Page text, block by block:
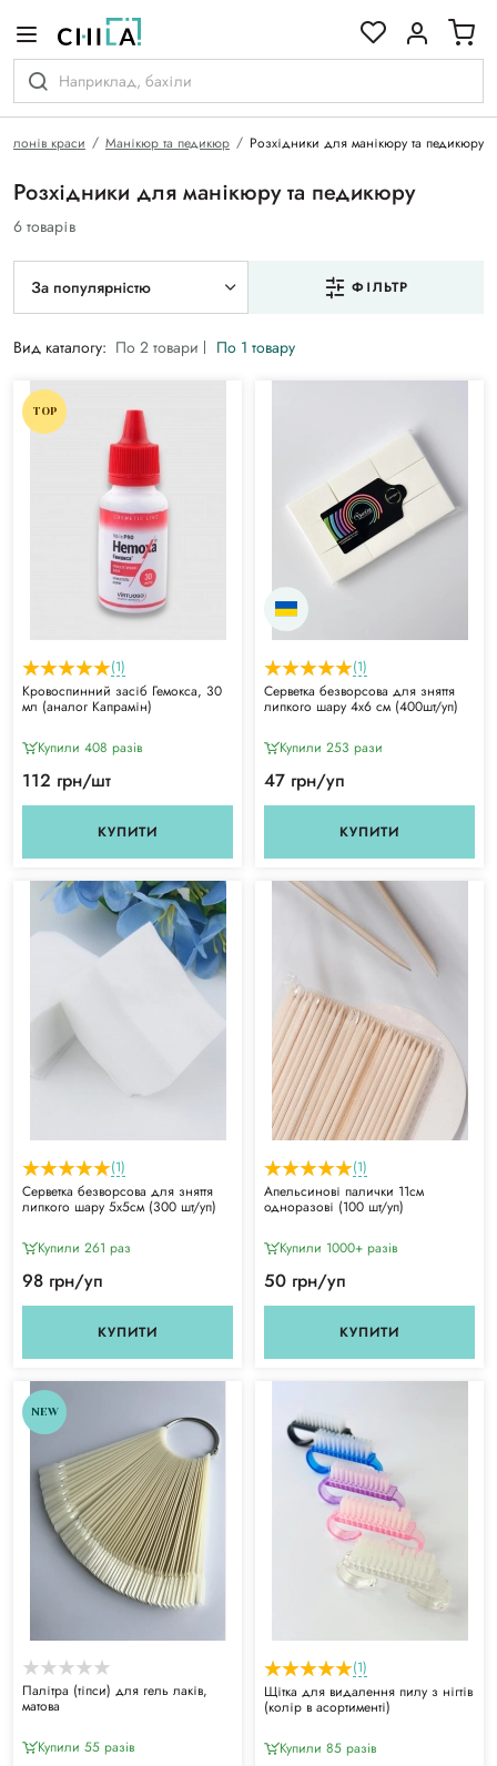
краси Манікюр та педикюр Розхідники для манікюру та педикюру
Розхідники для манікюру та педикюру
6 товарів
За популярністю ФІЛЬТР
Вид каталогу: По 2 товари По 1 товару
TOP
(1)
Кровоспинний засіб Гемокса, 30
мл (аналог Капрамін)
Купили 408 разiв
112 грн/шт
КУПИТИ
(1)
Серветка безворсова для зняття
липкого шару 4х6 см (400шт/уп)
Купили 253 рази
47 грн/уп
КУПИТИ
(1)
Серветка безворсова для зняття
липкого шару 5х5см (300 шт/уп)
Купили 261 раз
98 грн/уп
КУПИТИ
(1)
Апельсинові палички 11см
одноразові (100 шт/уп)
Купили 1000+ разiв
50 грн/уп
КУПИТИ
NEW
Палітра (тіпси) для гель лаків,
матова
Купили 55 разiв
(1)
Щітка для видалення пилу з нігтів
(колір в асортименті)
Купили 85 разiв
гамі